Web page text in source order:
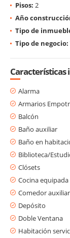
Pisos: 2
Año
Tipo de
Tipo de negocio:
Características
Alarma
Armarios
Balcón
Baño auxiliar
Baño en
Biblioteca/
Clósets
Cocina equipada
Comedor auxiliar
Depósito
Doble Ventana
Habitación